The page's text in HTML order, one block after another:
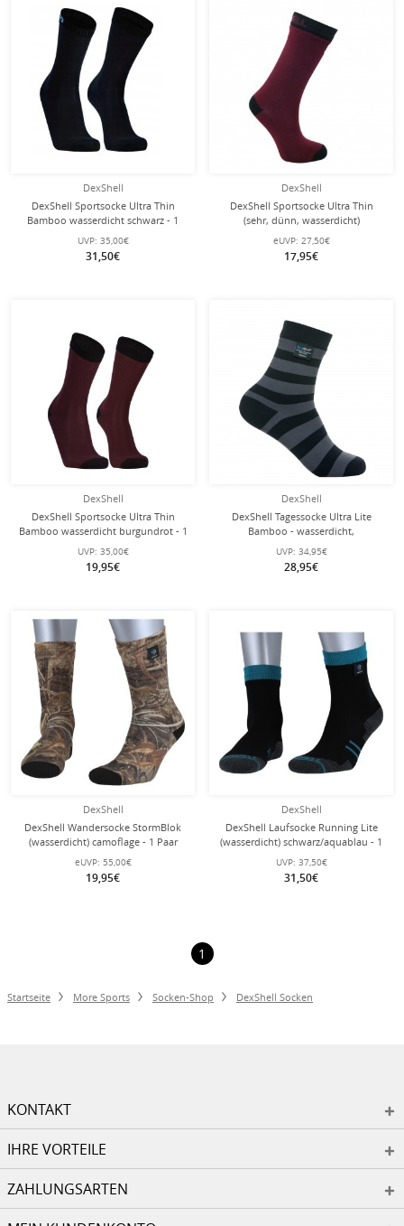
DexShell
DexShell Sportsocke Ultra Thin
Bamboo wasserdicht schwarz - 1
Paar
UVP: 35,00€
31,50€
DexShell
DexShell Sportsocke Ultra Thin
(sehr, dünn, wasserdicht)
burgundrot Kinder - 1 Paar
eUVP: 27,50€
17,95€
DexShell
DexShell Sportsocke Ultra Thin
Bamboo wasserdicht burgundrot - 1
Paar
UVP: 35,00€
19,95€
DexShell
DexShell Tagessocke Ultra Lite
Bamboo - wasserdicht,
antibakteriell - grau Herren/Damen
1er
UVP: 34,95€
28,95€
DexShell
DexShell Wandersocke StormBlok
(wasserdicht) camoflage - 1 Paar
eUVP: 55,00€
19,95€
DexShell
DexShell Laufsocke Running Lite
(wasserdicht) schwarz/aquablau - 1
Paar
UVP: 37,50€
31,50€
1
Startseite More Sports Socken-Shop DexShell Socken
KONTAKT
IHRE VORTEILE
ZAHLUNGSARTEN